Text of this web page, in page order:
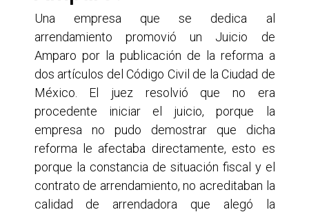
Una empresa que se dedica al
arrendamiento promovió un Juicio de
Amparo por la publicación de la reforma a
dos artículos del Código Civil de la Ciudad de
México. El juez resolvió que no era
procedente iniciar el juicio, porque la
empresa no pudo demostrar que dicha
reforma le afectaba directamente, esto es
porque la constancia de situación fiscal y el
contrato de arrendamiento, no acreditaban la
calidad de arrendadora que alegó la